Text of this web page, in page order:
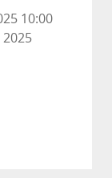
10:00